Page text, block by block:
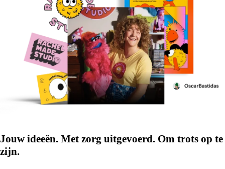
Jouw ideeën. Met zorg uitgevoerd. Om trots op te
zijn.